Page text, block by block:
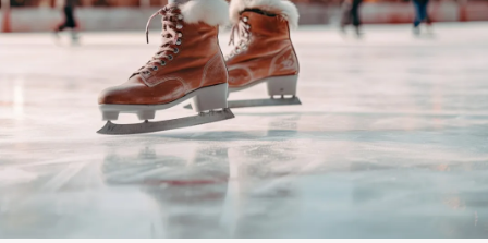
ПОИСК ПО САЙТУ